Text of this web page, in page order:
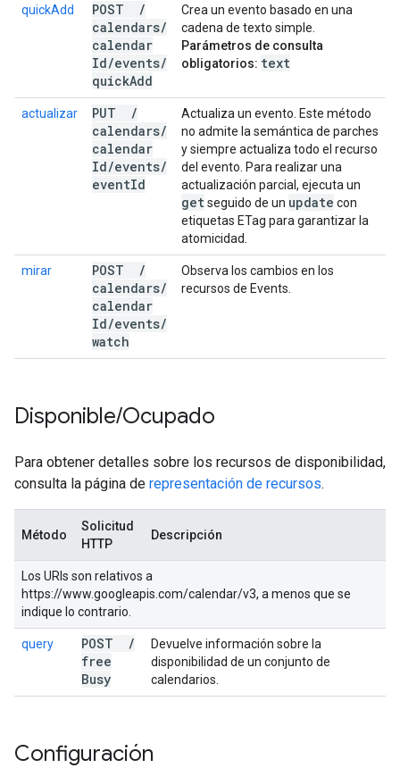
quickAdd POST
/
calendars/
calendar
Id/events/
quickAdd
Crea un evento basado en una
cadena de texto simple.
Parámetros de consulta
obligatorios: text
actualizar PUT
/
calendars/
calendar
Id/events/
eventId
Actualiza un evento. Este método
no admite la semántica de parches
y siempre actualiza todo el recurso
del evento. Para realizar una
actualización parcial, ejecuta un
getseguido de un update con
etiquetas ETag para garantizar la
atomicidad.
mirar POST
/
calendars/
calendar
Id/events/
watch
Observa los cambios en los
recursos de Events.
Disponible/Ocupado
Para obtener detalles sobre los recursos de disponibilidad,
consulta la página de representación de recursos.
Método
Solicitud
HTTP
Descripción
Los URIs son relativos a
https://www.googleapis.com/calendar/v3, a menos que se
indique lo contrario.
query POST
/
free
Busy
Devuelve información sobre la
disponibilidad de un conjunto de
calendarios.
Configuración